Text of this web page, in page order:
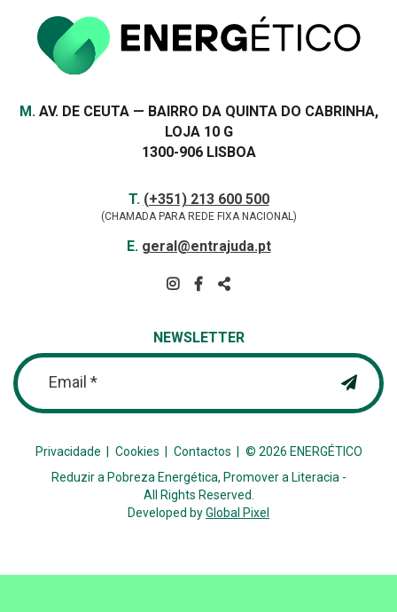
Morada
M. AV. DE CEUTA — BAIRRO DA QUINTA DO CABRINHA,
LOJA 10 G
1300-906 LISBOA
T. (+351) 213 600 500
(CHAMADA PARA REDE FIXA NACIONAL)
E. geral@entrajuda.pt
REDE
NEWSLETTER
Email *
Privacidade Cookies Contactos
© 2026 ENERGÉTICO
Reduzir a Pobreza Energética, Promover a Literacia -
All Rights Reserved.
Developed byGlobal Pixel